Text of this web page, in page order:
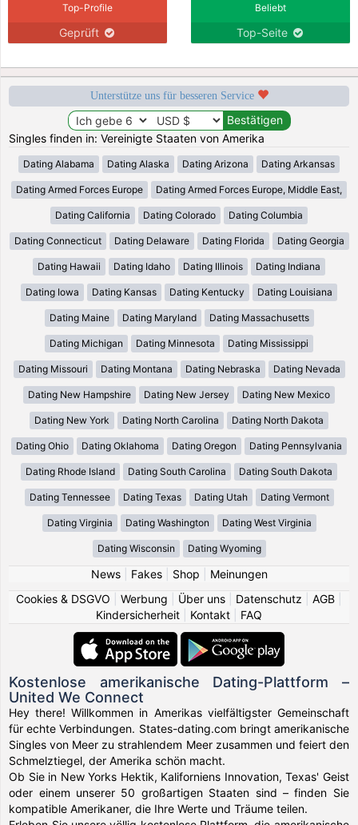
Top-Profile
Geprüft
Beliebt
Top-Seite
Unterstütze uns für besseren Service
Singles finden in: Vereinigte Staaten von Amerika
Dating Alabama Dating Alaska Dating Arizona Dating Arkansas
Dating Armed Forces Europe Dating Armed Forces Europe, Middle East,
Dating California Dating Colorado Dating Columbia
Dating Connecticut Dating Delaware Dating Florida Dating Georgia
Dating Hawaii Dating Idaho Dating Illinois Dating Indiana
Dating Iowa Dating Kansas Dating Kentucky Dating Louisiana
Dating Maine Dating Maryland Dating Massachusetts
Dating Michigan Dating Minnesota Dating Mississippi
Dating Missouri Dating Montana Dating Nebraska Dating Nevada
Dating New Hampshire Dating New Jersey Dating New Mexico
Dating New York Dating North Carolina Dating North Dakota
Dating Ohio Dating Oklahoma Dating Oregon Dating Pennsylvania
Dating Rhode Island Dating South Carolina Dating South Dakota
Dating Tennessee Dating Texas Dating Utah Dating Vermont
Dating Virginia Dating Washington Dating West Virginia
Dating Wisconsin Dating Wyoming
News| Fakes| Shop
Meinungen
Cookies & DSGVO
Werbung Über uns Datenschutz AGB
Kindersicherheit
Kontakt FAQ
Kostenlose amerikanische Dating-Plattform –
United We Connect
Hey there! Willkommen in Amerikas vielfältigster Gemeinschaft
für echte Verbindungen. States-dating.com bringt amerikanische
Singles von Meer zu strahlendem Meer zusammen und feiert den
Schmelztiegel, der Amerika schön macht.
Ob Sie in New Yorks Hektik, Kaliforniens Innovation, Texas' Geist
oder einem unserer 50 großartigen Staaten sind – finden Sie
kompatible Amerikaner, die Ihre Werte und Träume teilen.